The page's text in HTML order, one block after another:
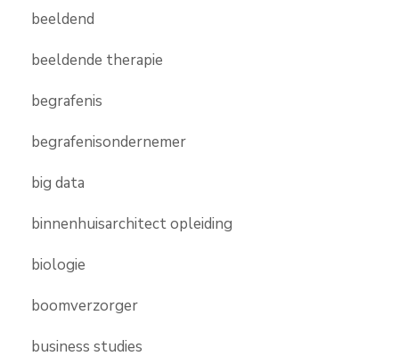
beeldend
beeldende therapie
begrafenis
begrafenisondernemer
big data
binnenhuisarchitect opleiding
biologie
boomverzorger
business studies